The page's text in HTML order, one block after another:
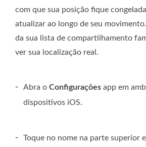
com que sua posição fique
atualizar ao longo de seu
da sua lista de compartilhamento
ver sua localização real.
- Abra o Configurações app em
dispositivos iOS.
- Toque no nome na parte superior